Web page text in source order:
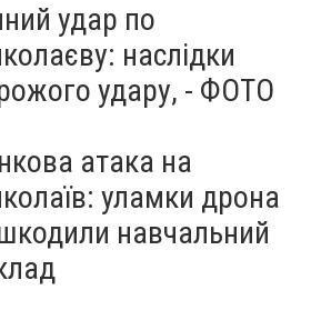
удар по
наслідки
удару, - ФОТО
атака на
уламки дрона
навчальний